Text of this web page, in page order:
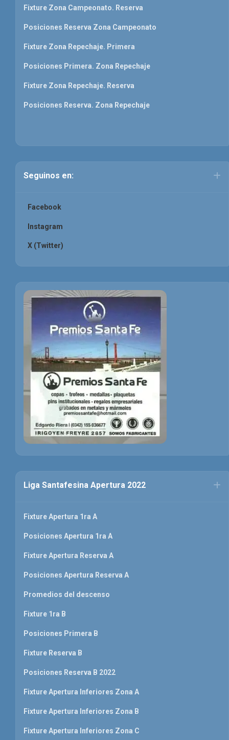
Fixture Zona Campeonato. Reserva
Posiciones Reserva Zona Campeonato
Fixture Zona Repechaje. Primera
Posiciones Primera. Zona Repechaje
Fixture Zona Repechaje. Reserva
Posiciones Reserva. Zona Repechaje
Seguinos en:
Facebook
Instagram
X (Twitter)
Liga Santafesina Apertura 2022
Fixture Apertura 1ra A
Posiciones Apertura 1ra A
Fixture Apertura Reserva A
Posiciones Apertura Reserva A
Promedios del descenso
Fixture 1ra B
Posiciones Primera B
Fixture Reserva B
Posiciones Reserva B 2022
Fixture Apertura Inferiores Zona A
Fixture Apertura Inferiores Zona B
Fixture Apertura Inferiores Zona C